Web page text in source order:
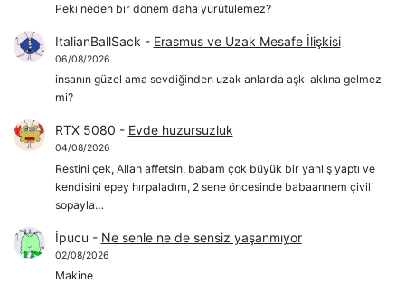
Peki neden bir dönem daha yürütülemez?
ItalianBallSack - Erasmus ve Uzak Mesafe İlişkisi
06/08/2026
insanın güzel ama sevdiğinden uzak anlarda aşkı aklına gelmez
mi?
RTX 5080 - Evde huzursuzluk
04/08/2026
Restini çek, Allah affetsin, babam çok büyük bir yanlış yaptı ve
kendisini epey hırpaladım, 2 sene öncesinde babaannem çivili
sopayla…
İpucu - Ne senle ne de sensiz yaşanmıyor
02/08/2026
Makine